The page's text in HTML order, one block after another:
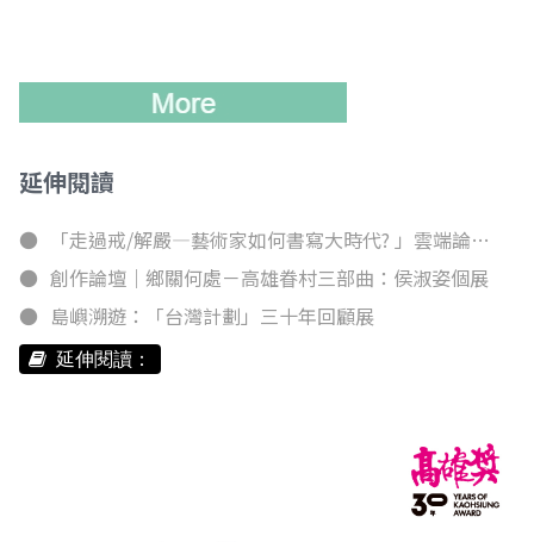
延伸閱讀
「走過戒/解嚴—藝術家如何書寫大時代? 」雲端論壇徵文活動（初審結果公告）
創作論壇｜鄉關何處－高雄眷村三部曲：侯淑姿個展
島嶼溯遊：「台灣計劃」三十年回顧展
延伸閱讀：